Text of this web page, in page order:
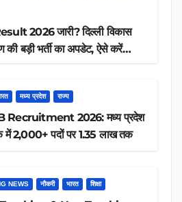
2026 जारी? दिल्ली विकास
की बड़ी भर्ती का अपडेट, ऐसे करें
मध्य प्रदेश राज्य
Recruitment 2026: मध्य प्रदेश
में 2,000+ पदों पर 1.35 लाख तक
NEWS नौकरी भारत शिक्षा